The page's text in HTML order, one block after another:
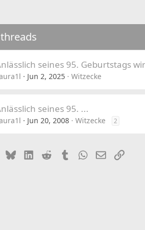
seines 95. Geburtstags
Jun 2, 2025 Witzecke
seines 95. ...
Jun 20, 2008 Witzecke 2
BlueskyLinkedIn
Reddit TumblrWhatsApp
EmailLink